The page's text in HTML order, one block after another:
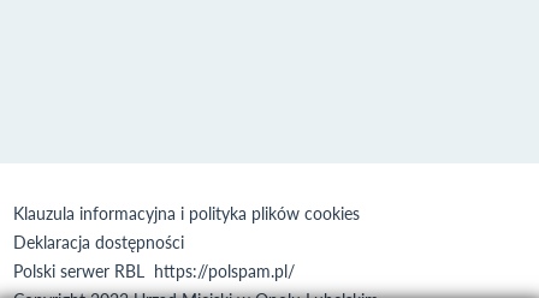
Klauzula informacyjna i polityka plików cookies
Deklaracja dostępności
Polski serwer RBL https://polspam.pl/